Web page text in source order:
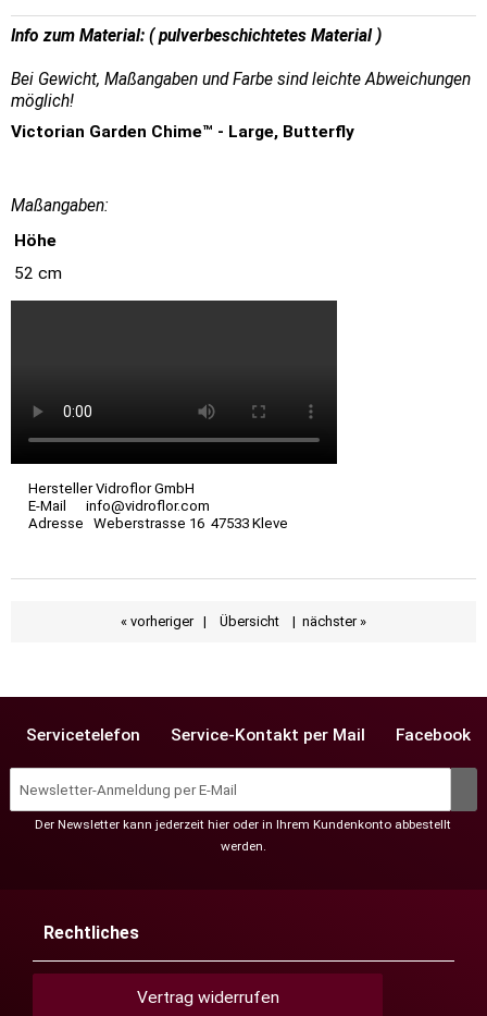
Info zum Material: ( pulverbeschichtetes Material )
Bei Gewicht, Maßangaben und Farbe sind leichte Abweichungen
möglich!
Victorian Garden Chime™ - Large, Butterfly
Maßangaben:
Höhe
52 cm
Hersteller Vidroflor GmbH
E-Mail info@vidroflor.com
Adresse Weberstrasse 16 47533 Kleve
« vorheriger| Übersicht | nächster »
Servicetelefon Service-Kontakt per Mail Facebook
Der Newsletter kann jederzeit hier oder in Ihrem Kundenkonto abbestellt
werden.
Rechtliches
Vertrag widerrufen